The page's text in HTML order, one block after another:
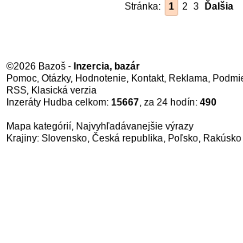
Stránka: 1 2 3 Ďalšia
©2026 Bazoš - Inzercia, bazár
Pomoc, Otázky, Hodnotenie, Kontakt, Reklama,
RSS,
Inzeráty Hudba celkom: 15667, za 24 hodín: 490
Mapa kategórií, Najvyhľadávanejšie výrazy
Krajiny: Slovensko, Česká republika, Poľsko, Rakúsko